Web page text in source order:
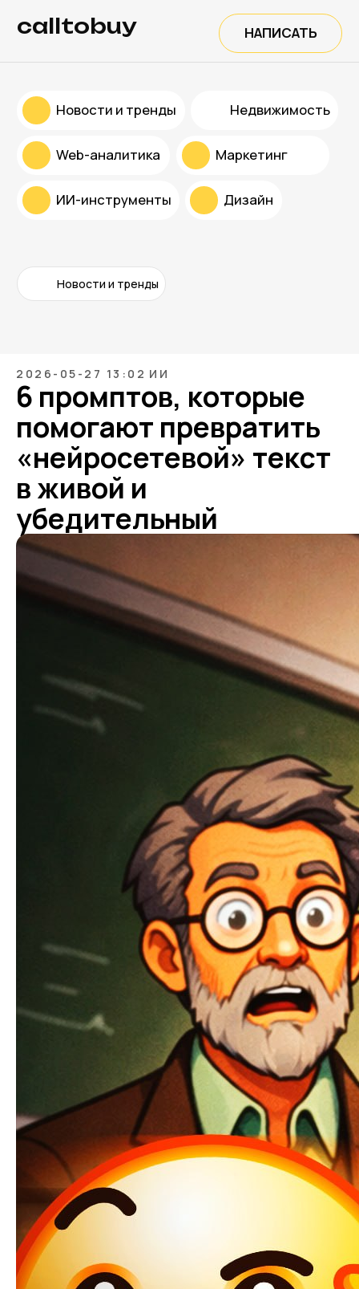
НАПИСАТЬ
calltobuy
Дизайн
Web-аналитика Маркетинг
ИИ-инструменты
Новости и тренды
2026-05-27 13:02 ИИ
6 промптов, которые
помогают превратить
«нейросетевой» текст
в живой и
убедительный